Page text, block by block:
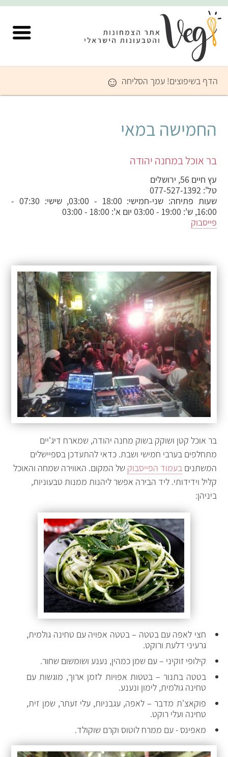
הדף בשיפוצים! עמך הסליחה ☺
החמישה במאי
בר אוכל במחנה יהודה
עץ חיים 56 , ירושלים
טל': 077-527-1392
שעות פתיחה: שני-חמישי: ‏18:00‏ - ‏03:00‏, שישי: ‏07:30‏ -
פייסבוק
בר אוכל קטן ושוקק בשוק מחנה יהודה, שמארח דיג'יים
מתחלפים בערבי חמישי ושבת. כדאי להתעדכן בספיישלים
המשתניםבעמוד הפייסבוק של המקום. האווירה שמחה והאוכל
קליל וידידותי. ליד הבירה אפשר ליהנות ממנות טבעוניות,
ביניהן:
חצי לאפה עם בטטה – בטטה אפויה עם טחינה גולמית,
גרעיני דלעת ורוקט.
קילופי זוקיני – עם שמן כמהין, נענע ושומשום שחור.
בטטה בתנור – בטטות אפויות לזמן ארוך, מוגשות עם
טחינה גולמית, לימון ונענע.
פוקאצ'ת מדבר – לאפה, עגבניות, עלי זעתר, שמן זית,
טחינה ועלי רוקט.
מאפינס - עם ממרח לוטוס וקרם שוקולד.